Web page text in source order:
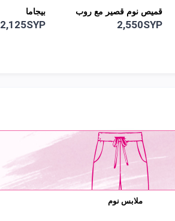
بيجاما
2,125SYP
بيجاما بنتكور
1,530SYP
ملابس نوم